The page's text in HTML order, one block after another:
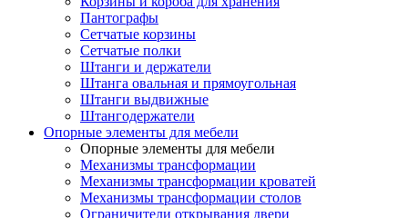
Пантографы
Сетчатые корзины
Сетчатые полки
Штанги и держатели
Штанга овальная и прямоугольная
Штанги выдвижные
Штангодержатели
Опорные элементы для мебели
Опорные элементы для мебели
Механизмы трансформации
Механизмы трансформации кроватей
Механизмы трансформации столов
Ограничители открывания двери